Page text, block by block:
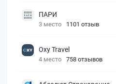
ПАРИ
3 место 1101 отзыв
Oxy Travel
4 место 758 отзывов